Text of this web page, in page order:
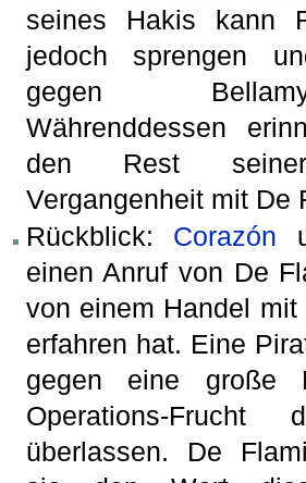
seines Hakis kann
jedoch sprengen
gegen
Währenddessen
den Rest seiner
Vergangenheit mit De
Rückblick: Corazón
einen Anruf von De
von einem Handel mit
erfahren hat. Eine
gegen eine große
Operations-
überlassen. De